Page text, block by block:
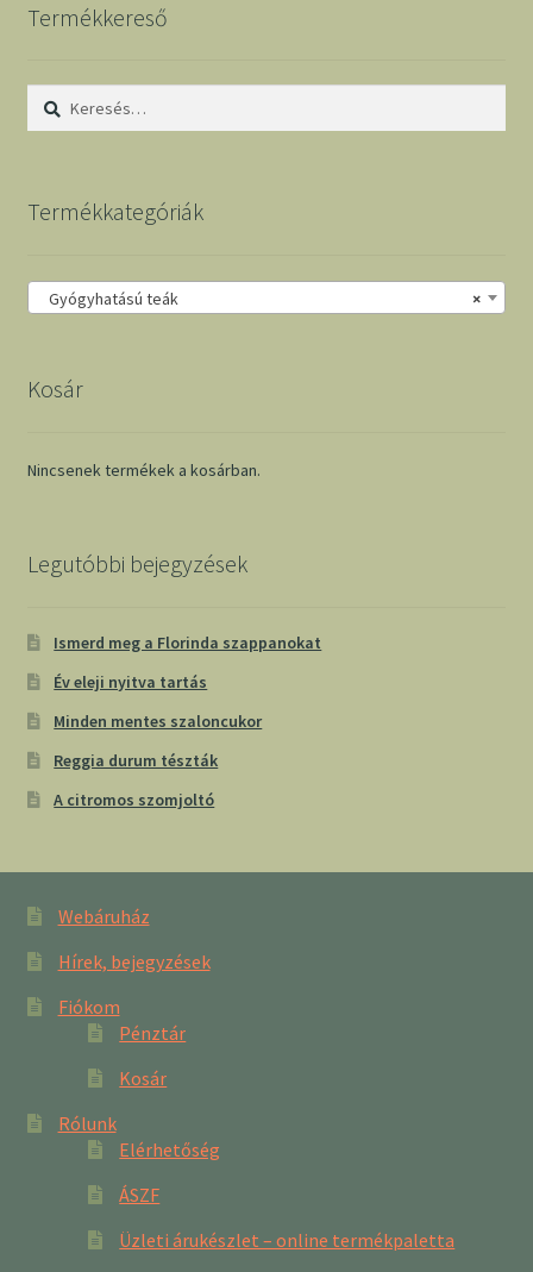
Termékkereső
Keresés:
Termékkategóriák
×
Gyógyhatású teák
Kosár
Nincsenek termékek a kosárban.
Legutóbbi bejegyzések
Ismerd meg a Florinda szappanokat
Év eleji nyitva tartás
Minden mentes szaloncukor
Reggia durum tészták
A citromos szomjoltó
Webáruház
Hírek, bejegyzések
Fiókom
Pénztár
Kosár
Rólunk
Elérhetőség
ÁSZF
Üzleti árukészlet – online termékpaletta